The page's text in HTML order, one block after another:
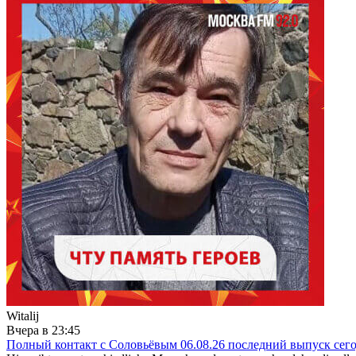
Witalij
Вчера в 23:45
Полный контакт с Соловьёвым 06.08.26 последний выпуск